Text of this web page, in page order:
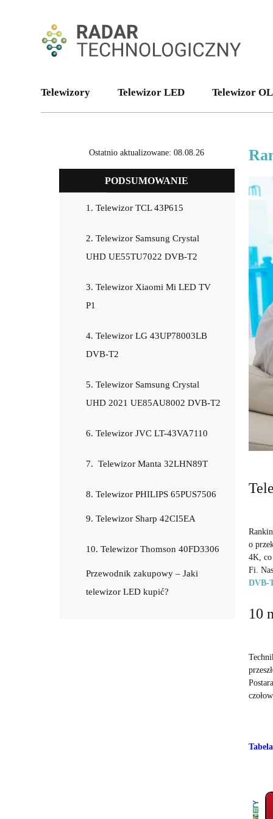
Telewizory Telewizor LED Telewizor
Ostatnio aktualizowane: 08.08.26
PODSUMOWANIE
1. Telewizor TCL 43P615
2. Telewizor Samsung Crystal
UHD UE55TU7022 DVB-T2
3. Telewizor Xiaomi Mi LED TV
P1
4. Telewizor LG 43UP78003LB
DVB-T2
5. Telewizor Samsung Crystal
UHD 2021 UE85AU8002 DVB-T2
6. Telewizor JVC LT-43VA7110
7. Telewizor Manta 32LHN89T
8. Telewizor PHILIPS 65PUS7506
9. Telewizor Sharp 42CI5EA
10. Telewizor Thomson 40FD3306
Przewodnik zakupowy – Jaki
telewizor LED kupić?
o
4K, co
Fi.
DVB-
10
ZALETY